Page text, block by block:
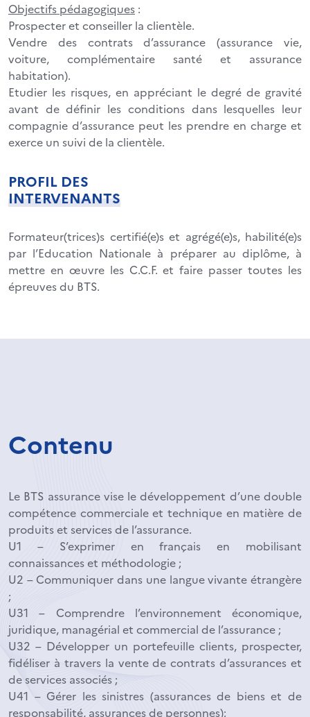
Objectifs pédagogiques :
Prospecter et conseiller la clientèle.
Vendre des contrats d’assurance (assurance vie,
voiture, complémentaire santé et assurance
habitation).
Etudier les risques, en appréciant le degré de gravité
avant de définir les conditions dans lesquelles leur
compagnie d’assurance peut les prendre en charge et
exerce un suivi de la clientèle.
PROFIL DES
INTERVENANTS
Formateur(trices)s certifié(e)s et agrégé(e)s, habilité(e)s
par l’Education Nationale à préparer au diplôme, à
mettre en œuvre les C.C.F. et faire passer toutes les
épreuves du BTS.
Contenu
Le BTS assurance vise le développement d’une double
compétence commerciale et technique en matière de
produits et services de l’assurance.
U1 – S’exprimer en français en mobilisant
connaissances et méthodologie ;
U2 – Communiquer dans une langue vivante étrangère
;
U31 – Comprendre l’environnement économique,
juridique, managérial et commercial de l’assurance ;
U32 – Développer un portefeuille clients, prospecter,
fidéliser à travers la vente de contrats d’assurances et
de services associés ;
U41 – Gérer les sinistres (assurances de biens et de
responsabilité, assurances de personnes);